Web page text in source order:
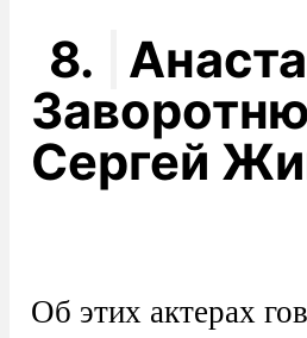
8.
Сергей
Об этих актерах